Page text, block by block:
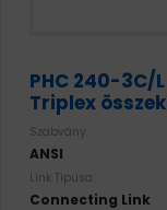
PHC 240-3C/L
Triplex
Szabvány:
ANSI
Link Tipusa:
Connecting Link